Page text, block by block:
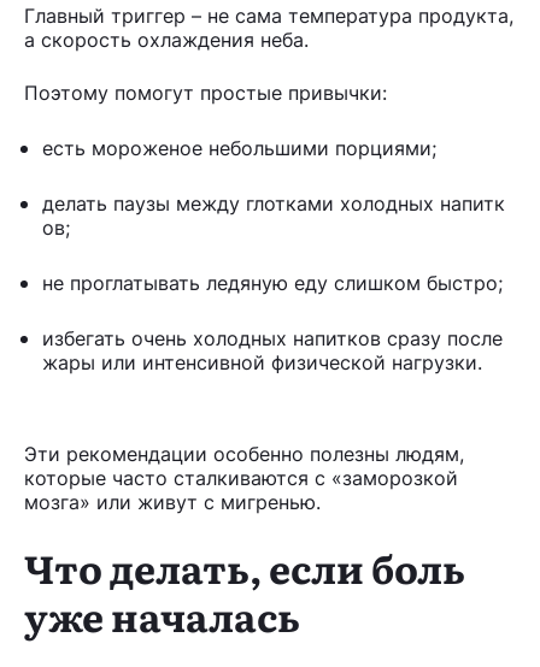
Главный триггер – не сама температура продукта,
а скорость охлаждения неба.
Поэтому помогут простые привычки:
есть мороженое небольшими порциями;
делать паузы между глотками холодных напитк
ов;
не проглатывать ледяную еду слишком быстро;
избегать очень холодных напитков сразу после
жары или интенсивной физической нагрузки.
Эти рекомендации особенно полезны людям,
которые часто сталкиваются с «заморозкой
мозга» или живут с мигренью.
Что делать, если боль
уже началась